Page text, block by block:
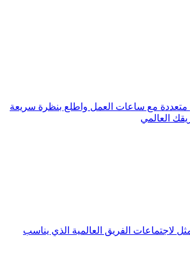
مع ساعات العمل واطلع بنظرة سريعة
العالمي
لاجتماعات الفريق العالمية الذي يناسب